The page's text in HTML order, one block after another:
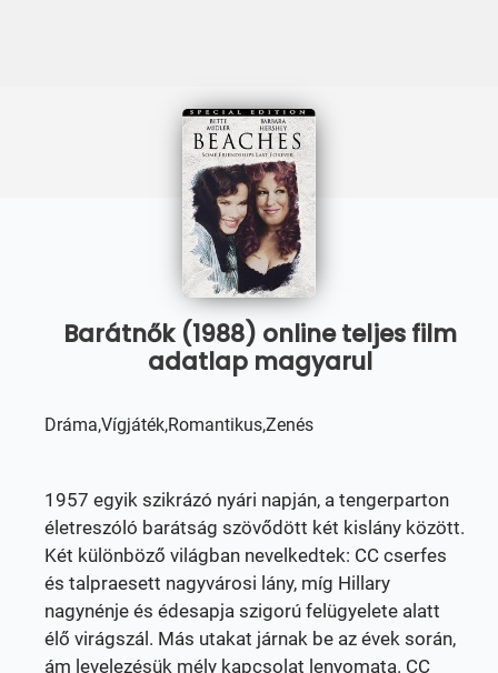
Barátnők (1988) online teljes film
adatlap magyarul
Dráma,Vígjáték,Romantikus,Zenés
1957 egyik szikrázó nyári napján, a tengerparton
életreszóló barátság szövődött két kislány között.
Két különböző világban nevelkedtek: CC cserfes
és talpraesett nagyvárosi lány, míg Hillary
nagynénje és édesapja szigorú felügyelete alatt
élő virágszál. Más utakat járnak be az évek során,
ám levelezésük mély kapcsolat lenyomata. CC